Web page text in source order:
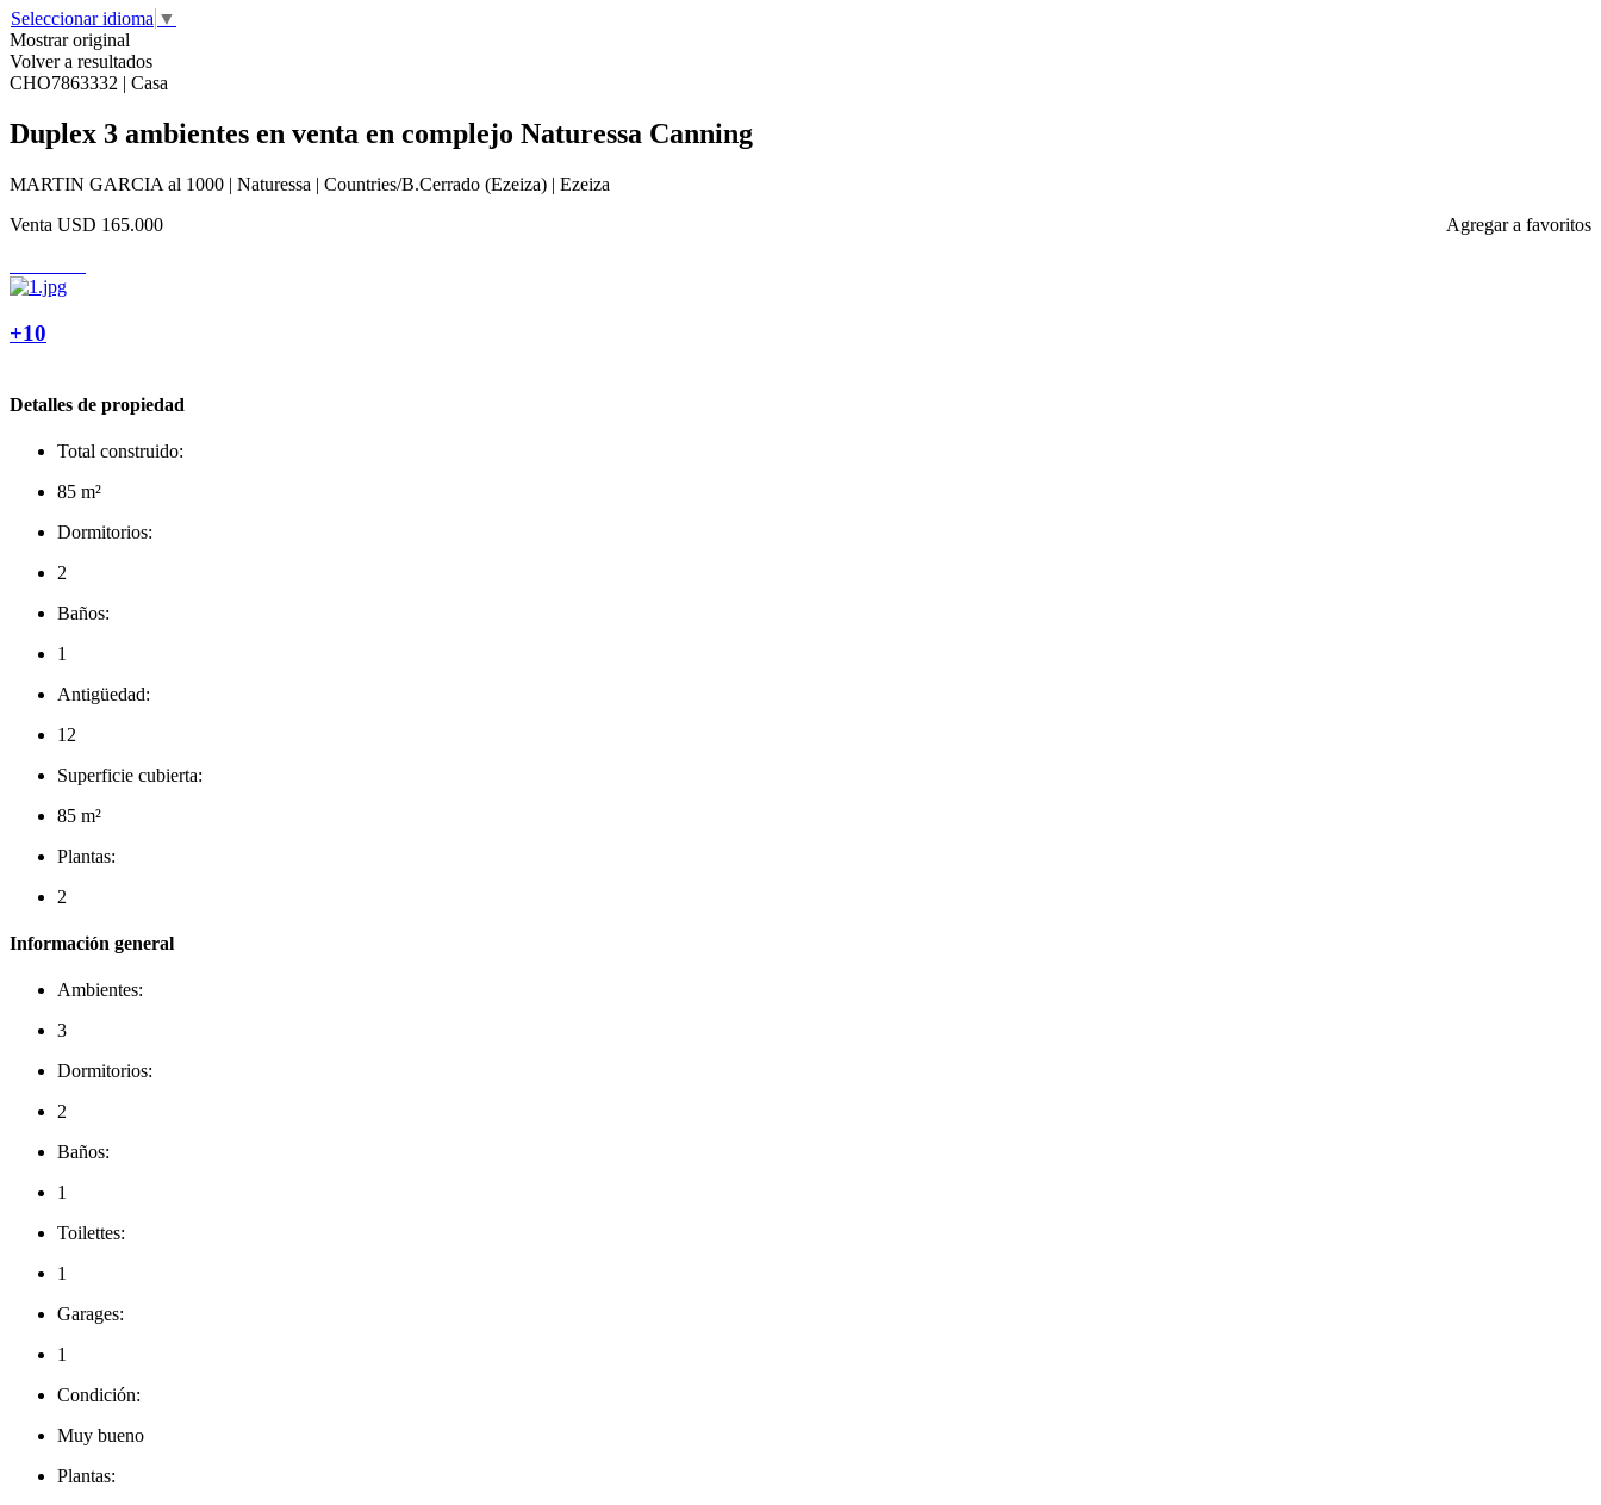
Seleccionar idioma ▼
Mostrar original
Volver a resultados
CHO7863332 | Casa
Duplex 3 ambientes en venta en complejo Naturessa Canning
MARTIN GARCIA al 1000 | Naturessa | Countries/B.Cerrado (Ezeiza) | Ezeiza
Agregar a favoritos
Venta USD 165.000
+10
Detalles de propiedad
Total construido:
85 m²
Dormitorios:
2
Baños:
1
Antigüedad:
12
Superficie cubierta:
85 m²
Plantas:
2
Información general
Ambientes:
3
Dormitorios:
2
Baños:
1
Toilettes:
1
Garages:
1
Condición:
Muy bueno
Plantas: